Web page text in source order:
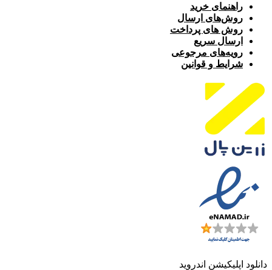
راهنمای خرید
روش‌های ارسال
روش های پرداخت
ارسال سریع
رویه‌های مرجوعی
شرایط و قوانین
دانلود اپلیکیشن اندروید